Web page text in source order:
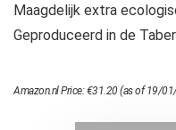
Maagdelijk extra
Geproduceerd in de
Amazon.nl Price:€31.20(as of 19/